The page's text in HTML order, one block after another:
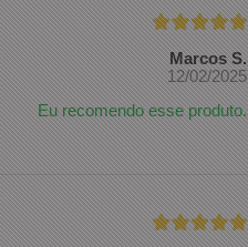
Marcos S.
12/02/2025
Eu recomendo esse produto.